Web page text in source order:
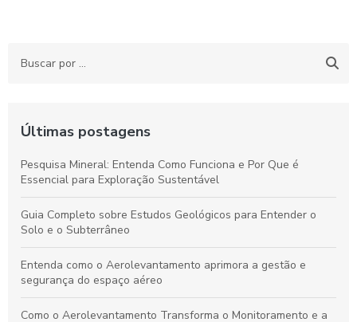
Últimas postagens
Pesquisa Mineral: Entenda Como Funciona e Por Que é
Essencial para Exploração Sustentável
Guia Completo sobre Estudos Geológicos para Entender o
Solo e o Subterrâneo
Entenda como o Aerolevantamento aprimora a gestão e
segurança do espaço aéreo
Como o Aerolevantamento Transforma o Monitoramento e a